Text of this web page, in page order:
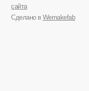
сайта
Сделано в Wemakefab